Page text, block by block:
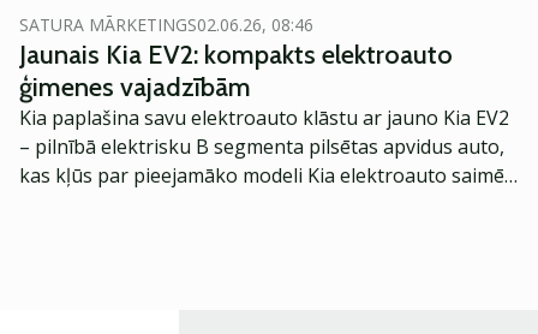
SATURA MĀRKETINGS02.06.26, 08:46
Jaunais Kia EV2: kompakts elektroauto
ģimenes vajadzībām
Kia paplašina savu elektroauto klāstu ar jauno Kia EV2
– pilnībā elektrisku B segmenta pilsētas apvidus auto,
kas kļūs par pieejamāko modeli Kia elektroauto saimē